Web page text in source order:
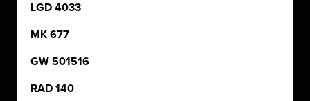
LGD 4033
MK 677
GW 501516
RAD 140